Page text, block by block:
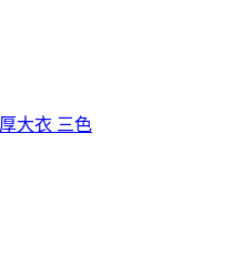
大衣 三色